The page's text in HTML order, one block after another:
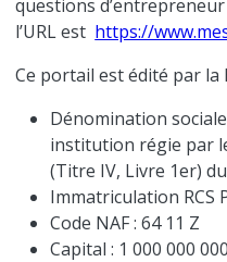
questions
l’URL est https://
Ce portail est édité par la
Dénomination
institution régie par
(Titre IV, Livre 1er)
Immatriculation RCS
Code NAF : 64 11 Z
Capital : 1 000 000